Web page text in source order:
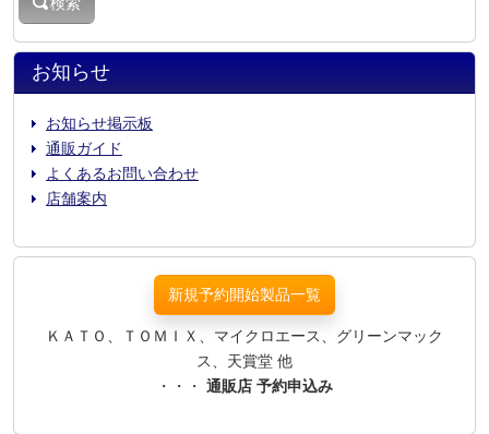
お知らせ
お知らせ掲示板
通販ガイド
よくあるお問い合わせ
店舗案内
新規予約開始製品一覧
ＫＡＴＯ、ＴＯＭＩＸ、マイクロエース、グリーンマック
ス、天賞堂 他
・・・ 通販店 予約申込み